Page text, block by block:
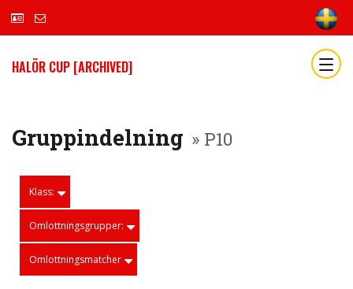
HALÖR CUP [ARCHIVED]
Gruppindelning » P10
Klass:
Omlottningsgrupper:
Omlottningsmatcher